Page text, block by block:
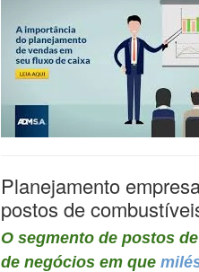
Planejamento
postos de
O segmento de postos
de negócios em que